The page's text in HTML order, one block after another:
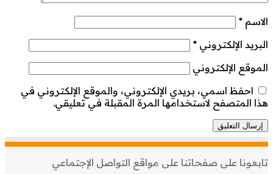
الاسم *
البريد الإلكتروني *
الموقع الإلكتروني
احفظ اسمي، بريدي الإلكتروني، والموقع الإلكتروني في
هذا المتصفح لاستخدامها المرة المقبلة في تعليقي.
تابعونا على صفحاتنا على مواقع التواصل الإجتماعي